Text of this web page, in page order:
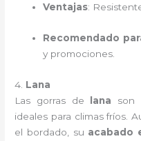
Ventajas:
Recomendado
y promociones.
4. Lana
Las gorras de
lana son
ideales para climas fríos.
el bordado, su acabado